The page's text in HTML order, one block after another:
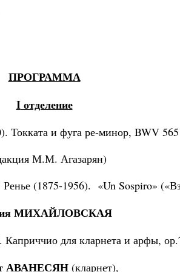
ПРОГРАММА
Iотделение
Токката и фуга ре-минор, BWV 565
М.М. Агазарян)
(1875-1956). «Un Sospiro»
МИХАЙЛОВСКАЯ
для кларнета и арфы,
АВАНЕСЯН (кларнет),